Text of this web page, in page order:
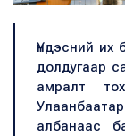
Үндэсний их
долдугаар
амралт
албанаас